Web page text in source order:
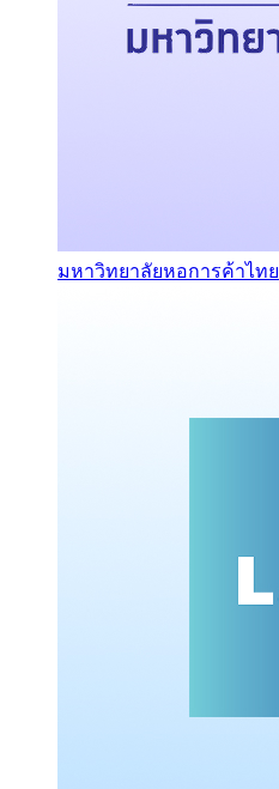
มหาวิทยาลัยหอการค้าไทย